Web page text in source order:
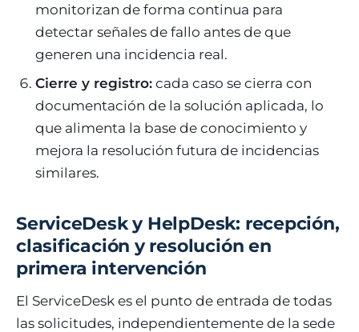
monitorizan de forma continua para
detectar señales de fallo antes de que
generen una incidencia real.
Cierre y registro: cada caso se cierra con
documentación de la solución aplicada, lo
que alimenta la base de conocimiento y
mejora la resolución futura de incidencias
similares.
ServiceDesk y HelpDesk: recepción,
clasificación y resolución en
primera intervención
El ServiceDesk es el punto de entrada de todas
las solicitudes, independientemente de la sede